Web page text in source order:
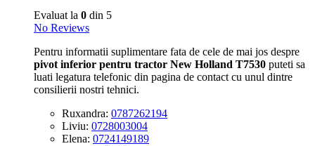
Evaluat la 0 din 5
No Reviews
Pentru informatii suplimentare fata de cele de mai jos despre
pivot inferior pentru tractor New Holland T7530 puteti sa
luati legatura telefonic din pagina de contact cu unul dintre
consilierii nostri tehnici.
Ruxandra: 0787262194
Liviu: 0728003004
Elena: 0724149189